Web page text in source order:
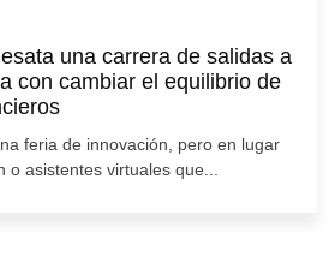
una carrera de salidas a
con cambiar el equilibrio de
feria de innovación, pero en lugar
asistentes virtuales que...